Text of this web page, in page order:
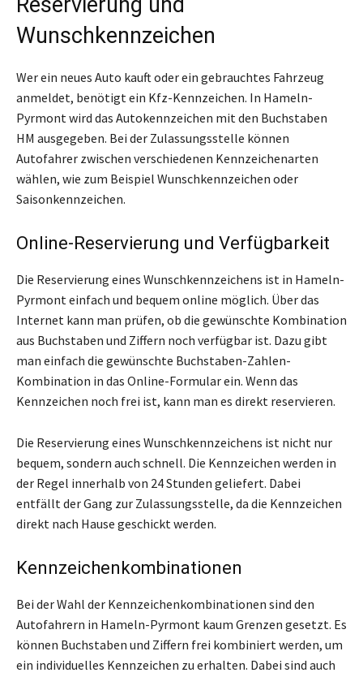
Wunschkennzeichen
Wer ein neues Auto kauft oder ein gebrauchtes Fahrzeug
anmeldet, benötigt ein Kfz-Kennzeichen. In Hameln-
Pyrmont wird das Autokennzeichen mit den Buchstaben
HM ausgegeben. Bei der Zulassungsstelle können
Autofahrer zwischen verschiedenen Kennzeichenarten
wählen, wie zum Beispiel Wunschkennzeichen oder
Saisonkennzeichen.
Online-Reservierung und Verfügbarkeit
Die Reservierung eines Wunschkennzeichens ist in Hameln-
Pyrmont einfach und bequem online möglich. Über das
Internet kann man prüfen, ob die gewünschte Kombination
aus Buchstaben und Ziffern noch verfügbar ist. Dazu gibt
man einfach die gewünschte Buchstaben-Zahlen-
Kombination in das Online-Formular ein. Wenn das
Kennzeichen noch frei ist, kann man es direkt reservieren.
Die Reservierung eines Wunschkennzeichens ist nicht nur
bequem, sondern auch schnell. Die Kennzeichen werden in
der Regel innerhalb von 24 Stunden geliefert. Dabei
entfällt der Gang zur Zulassungsstelle, da die Kennzeichen
direkt nach Hause geschickt werden.
Kennzeichenkombinationen
Bei der Wahl der Kennzeichenkombinationen sind den
Autofahrern in Hameln-Pyrmont kaum Grenzen gesetzt. Es
können Buchstaben und Ziffern frei kombiniert werden, um
ein individuelles Kennzeichen zu erhalten. Dabei sind auch